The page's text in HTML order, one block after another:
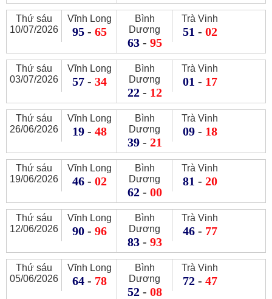
Thứ sáu
10/07/2026
Vĩnh Long
95- 65
Bình
Dương
63- 95
Trà Vinh
51 - 02
Thứ sáu
03/07/2026
Vĩnh Long
57- 34
Bình
Dương
22- 12
Trà Vinh
01 - 17
Thứ sáu
26/06/2026
Vĩnh Long
19- 48
Bình
Dương
39- 21
Trà Vinh
09- 18
Thứ sáu
19/06/2026
Vĩnh Long
46- 02
Bình
Dương
62- 00
Trà Vinh
81 - 20
Thứ sáu
12/06/2026
Vĩnh Long
90- 96
Bình
Dương
83- 93
Trà Vinh
46- 77
Thứ sáu
05/06/2026
Vĩnh Long
64- 78
Bình
Dương
52- 08
Trà Vinh
72- 47